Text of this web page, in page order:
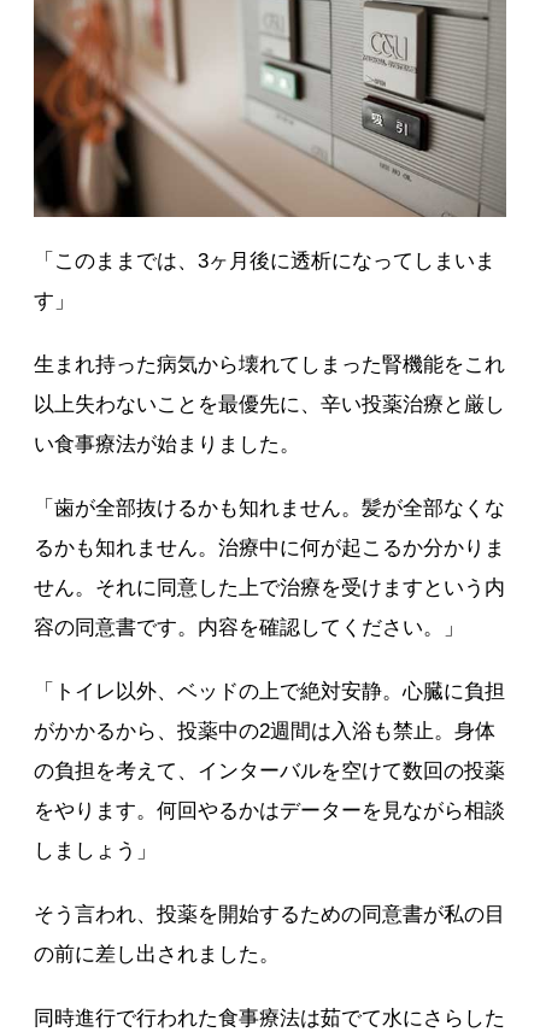
「このままでは、3ヶ月後に透析になってしまいま
す」
生まれ持った病気から壊れてしまった腎機能をこれ
以上失わないことを最優先に、辛い投薬治療と厳し
い食事療法が始まりました。
「歯が全部抜けるかも知れません。髪が全部なくな
るかも知れません。治療中に何が起こるか分かりま
せん。それに同意した上で治療を受けますという内
容の同意書です。内容を確認してください。」
「トイレ以外、ベッドの上で絶対安静。心臓に負担
がかかるから、投薬中の2週間は入浴も禁止。身体
の負担を考えて、インターバルを空けて数回の投薬
をやります。何回やるかはデーターを見ながら相談
しましょう」
そう言われ、投薬を開始するための同意書が私の目
の前に差し出されました。
同時進行で行われた食事療法は茹でて水にさらした